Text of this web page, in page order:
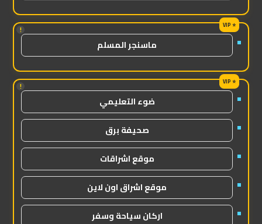
!
ماسنجر المسلم
!
ضوء التعليمي
صحيفة برق
موقع اشراقات
موقع اشراق اون لاين
اركان سياحة وسفر